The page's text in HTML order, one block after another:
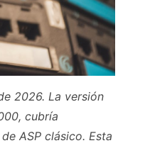
2026. La versión
cubría
ASP clásico. Esta